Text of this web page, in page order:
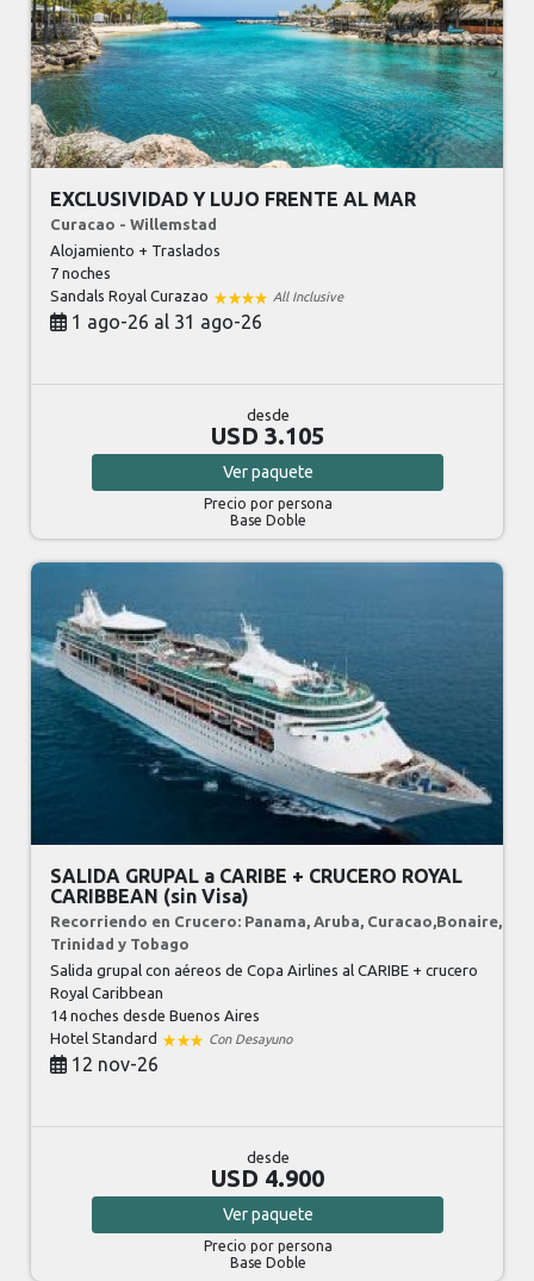
EXCLUSIVIDAD Y LUJO FRENTE AL MAR
Curacao - Willemstad
Alojamiento + Traslados
7 noches
Sandals Royal Curazao
All Inclusive
1 ago-26 al 31 ago-26
desde
USD 3.105
Verpaquete
Precio por persona
Base Doble
SALIDA GRUPAL a CARIBE + CRUCERO ROYAL
CARIBBEAN (sin Visa)
Recorriendo en Crucero: Panama, Aruba, Curacao,Bonaire,
Trinidad y Tobago
Salida grupal con aéreos de Copa Airlines al CARIBE + crucero
Royal Caribbean
14 nochesdesde Buenos Aires
Hotel Standard
Con Desayuno
12 nov-26
desde
USD 4.900
Verpaquete
Precio por persona
Base Doble